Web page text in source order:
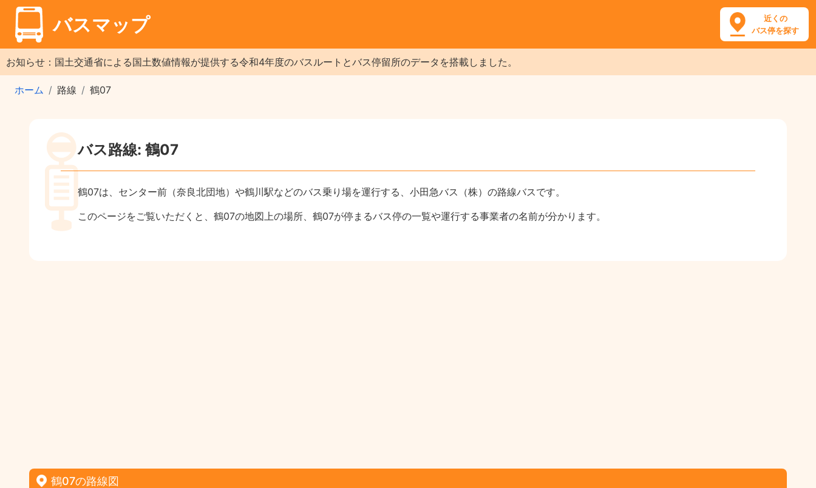
バスマップ
近くの
バス停を探す
お知らせ：国土交通省による国土数値情報が提供する令和4年度のバスルートとバス停留所のデータを搭載しました。
ホーム 路線 鶴07
バス路線: 鶴07
鶴07は、センター前（奈良北団地）や鶴川駅などのバス乗り場を運行する、小田急バス（株）の路線バスです。
このページをご覧いただくと、鶴07の地図上の場所、鶴07が停まるバス停の一覧や運行する事業者の名前が分かります。
鶴07の路線図